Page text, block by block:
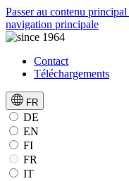
Passer au contenu principal
navigation principale
Contact
Téléchargements
FR
DE
EN
FI
FR
IT